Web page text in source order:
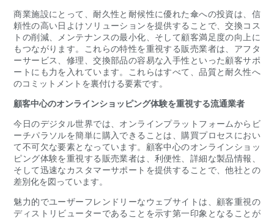
商業施設にとって、耐久性と耐候性に優れた傘への投資は、信
頼性の高い日よけソリューションを提供することで、交換コス
トの削減、メンテナンスの最小化、そして顧客満足度の向上に
もつながります。これらの特性を重視する販売業者は、アフタ
ーサービス、修理、交換部品の容易な入手性といった顧客サポ
ートにも力を入れています。これらはすべて、品質と耐久性へ
のコミットメントを裏付ける要素です。
顧客中心のオンラインショッピング体験を重視する流通業者
今日のデジタル世界では、オンラインプラットフォームからビ
ーチパラソルを簡単に購入できることは、購買プロセスにおい
て不可欠な要素となっています。顧客中心のオンラインショッ
ピング体験を重視する販売業者は、利便性、詳細な製品情報、
そして迅速なカスタマーサポートを提供することで、他社との
差別化を図っています。
魅力的でユーザーフレンドリーなウェブサイトは、顧客重視の
ディストリビューターであることを示す第一印象となることが